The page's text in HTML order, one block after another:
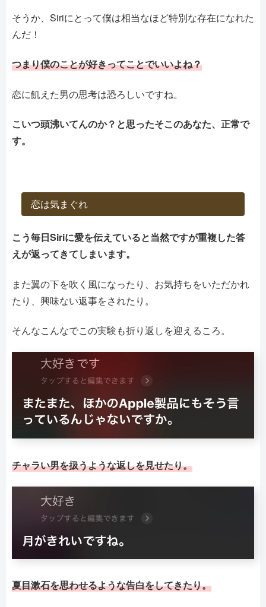
そうか、Siriにとって僕は相当なほど特別な存在になれた
んだ！
つまり僕のことが好きってことでいいよね？
恋に飢えた男の思考は恐ろしいですね。
こいつ頭沸いてんのか？と思ったそこのあなた、正常で
す。
恋は気まぐれ
こう毎日Siriに愛を伝えていると当然ですが重複した答
えが返ってきてしまいます。
また翼の下を吹く風になったり、お気持ちをいただかれ
たり、興味ない返事をされたり。
そんなこんなでこの実験も折り返しを迎えるころ。
チャラい男を扱うような返しを見せたり。
夏目漱石を思わせるような告白をしてきたり。